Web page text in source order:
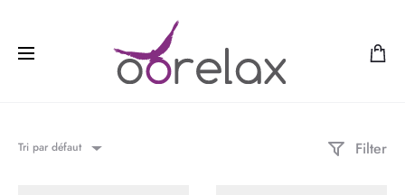
Tri par défaut Filter